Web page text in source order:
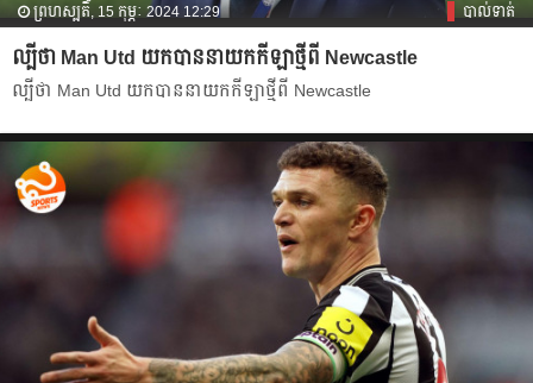
ព្រហស្បតិ៍, 15 កុម្ភៈ 2024 12:29 បាល់ទាត់
ល្បី​ថា​ Man Utd យក​បាន​នាយក​កីឡា​ថ្មី​ពី​ Newcastle
ល្បី​ថា​ Man Utd យក​បាន​នាយក​កីឡា​ថ្មី​ពី​ Newcastle